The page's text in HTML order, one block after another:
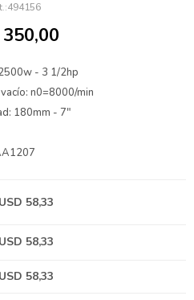
494156
350,00
- 3 1/2hp
n0=8000/min
180mm - 7"
USD 58,33
USD 58,33
USD 58,33